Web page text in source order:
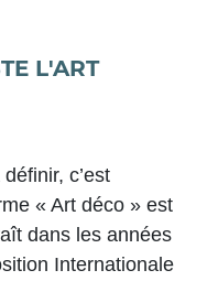
L'ART
c’est
« Art déco » est
dans les années
Internationale